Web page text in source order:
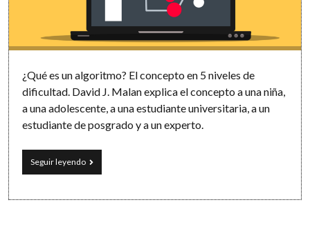
¿Qué es un algoritmo? El concepto en 5 niveles de
dificultad. David J. Malan explica el concepto a una niña,
a una adolescente, a una estudiante universitaria, a un
estudiante de posgrado y a un experto.
Seguir leyendoCómo
explicar
algoritmos